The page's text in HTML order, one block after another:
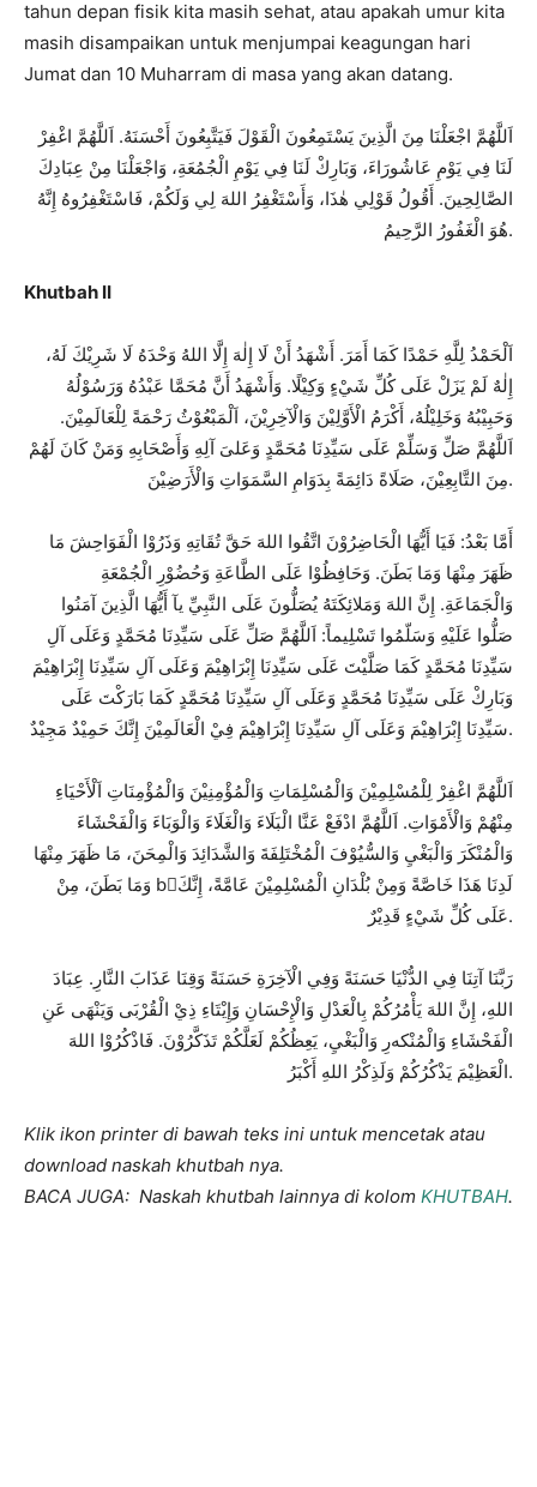
tahun depan fisik kita masih sehat, atau apakah umur kita
masih disampaikan untuk menjumpai keagungan hari
Jumat dan 10 Muharram di masa yang akan datang.
اَللَّهُمَّ اجْعَلْنَا مِنَ الَّذِينَ يَسْتَمِعُونَ الْقَوْلَ فَيَتَّبِعُونَ أَحْسَنَهُ. اَللَّهُمَّ اغْفِرْ
لَنَا فِي يَوْمِ عَاشُورَاءَ، وَبَارِكْ لَنَا فِي يَوْمِ الْجُمُعَةِ، وَاجْعَلْنَا مِنْ عِبَادِكَ
الصَّالِحِينَ. أَقُولُ قَوْلِي هٰذَا، وَأَسْتَغْفِرُ اللهَ لِي وَلَكُمْ، فَاسْتَغْفِرُوهُ إِنَّهُ
هُوَ الْغَفُورُ الرَّحِيمُ.
Khutbah II
اَلْحَمْدُ لِلَّهِ حَمْدًا كَمَا أَمَرَ. أَشْهَدُ أَنْ لَا إِلٰهَ إِلَّا اللهُ وَحْدَهُ لَا شَرِيْكَ لَهُ،
إِلٰهٌ لَمْ يَزَلْ عَلَى كُلِّ شَيْءٍ وَكِيْلًا. وَأَشْهَدُ أَنَّ مُحَمَّا عَبْدُهُ وَرَسُوْلُهُ
وَحَبِيْبُهُ وَخَلِيْلُهُ، أَكْرَمُ الْأَوَّلِيْنَ وَالْآخِرِيْنَ، اَلْمَبْعُوْثُ رَحْمَةً لِلْعَالَمِيْنَ.
اَللَّهُمَّ صَلِّ وَسَلِّمْ عَلَى سَيِّدِنَا مُحَمَّدٍ وَعَلىَ آلِهِ وَأَصْحَابِهِ وَمَنْ كَانَ لَهُمْ
مِنَ التَّابِعِيْنَ، صَلَاةً دَائِمَةً بِدَوَامِ السَّمَوَاتِ وَالْأَرَضِيْنَ.
أَمَّا بَعْدُ: فَيَا أَيُّهَا الْحَاضِرُوْنَ اتَّقُوا اللهَ حَقَّ تُقَاتِهِ وَذَرُوْا الْفَوَاحِشَ مَا
ظَهَرَ مِنْهَا وَمَا بَطَنَ. وَحَافِظُوْا عَلَى الطَّاعَةِ وَحُضُوْرِ الْجُمْعَةِ
وَالْجَمَاعَةِ. إِنَّ اللهَ وَمَلائِكَتَهُ يُصَلُّونَ عَلَى النَّبِيِّ يآ أَيُّهَا الَّذِينَ آمَنُوا
صَلُّوا عَلَيْهِ وَسَلّمُوا تَسْلِيماً: اَللَّهُمَّ صَلِّ عَلَى سَيِّدِنَا مُحَمَّدٍ وَعَلَى آلِ
سَيِّدِنَا مُحَمَّدٍ كَمَا صَلَّيْتَ عَلَى سَيِّدِنَا إِبْرَاهِيْمَ وَعَلَى آلِ سَيِّدِنَا إِبْرَاهِيْمَ
وَبَارِكْ عَلَى سَيِّدِنَا مُحَمَّدٍ وَعَلَى آلِ سَيِّدِنَا مُحَمَّدٍ كَمَا بَارَكْتَ عَلَى
سَيِّدِنَا إِبْرَاهِيْمَ وَعَلَى آلِ سَيِّدِنَا إِبْرَاهِيْمَ فِيْ الْعَالَمِيْنَ إِنَّكَ حَمِيْدٌ مَجِيْدٌ.
اَللَّهُمَّ اغْفِرْ لِلْمُسْلِمِيْنَ وَالْمُسْلِمَاتِ وَالْمُؤْمِنِيْنَ وَالْمُؤْمِنَاتِ اَلْأَحْيَاءِ
مِنْهُمْ وَالْأَمْوَاتِ. اَللَّهُمَّ ادْفَعْ عَنَّا الْبَلَاءَ وَالْغَلَاءَ وَالْوَبَاءَ وَالْفَحْشَاءَ
وَالْمُنْكَرَ وَالْبَغْيِ وَالسُّيُوْفَ الْمُخْتَلِفَةَ وَالشَّدَائِدَ وَالْمِحَنَ، مَا ظَهَرَ مِنْهَا
وَمَا بَطَنَ، مِنْ bَلَدِنَا هَذَا خَاصَّةً وَمِنْ بُلْدَانِ الْمُسْلِمِيْنَ عَامَّةً، إِنَّكَ
عَلَى كُلِّ شَيْءٍ قَدِيْرٌ.
رَبَّنَا آتِنَا فِي الدُّنْيَا حَسَنَةً وَفِي الْآخِرَةِ حَسَنَةً وَقِنَا عَذَابَ النَّارِ. عِبَادَ
اللهِ، إِنَّ اللهَ يَأْمُرُكُمْ بِالْعَدْلِ وَالْإِحْسَانِ وَإِيْتَاءِ ذِيْ الْقُرْبَى وَيَنْهَى عَنِ
الْفَحْشَاءِ وَالْمُنْكەرِ وَالْبَغْيِ، يَعِظُكُمْ لَعَلَّكُمْ تَذَكَّرُوْنَ. فَاذْكُرُوْا اللهَ
الْعَظِيْمَ يَذْكُرُكُمْ وَلَذِكْرُ اللهِ أَكْبَرُ.
Klik ikon printer di bawah teks ini untuk mencetak atau
download naskah khutbah nya.
BACA JUGA: Naskah khutbah lainnya di kolom KHUTBAH.